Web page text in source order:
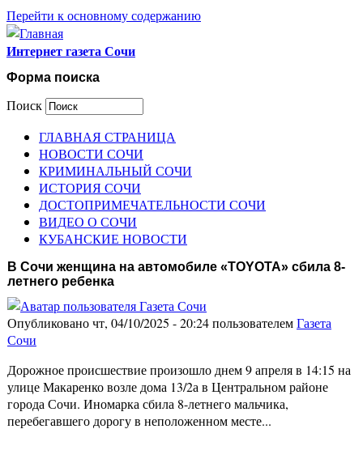
Перейти к основному содержанию
Интернет газета Сочи
Форма поиска
Поиск
ГЛАВНАЯ СТРАНИЦА
НОВОСТИ СОЧИ
КРИМИНАЛЬНЫЙ СОЧИ
ИСТОРИЯ СОЧИ
ДОСТОПРИМЕЧАТЕЛЬНОСТИ СОЧИ
ВИДЕО О СОЧИ
КУБАНСКИЕ НОВОСТИ
В Сочи женщина на автомобиле «TOYOTA» сбила 8-
летнего ребенка
Опубликовано чт, 04/10/2025 - 20:24 пользователемГазета
Сочи
Дорожное происшествие произошло днем 9 апреля в 14:15 на
улице Макаренко возле дома 13/2а в Центральном районе
города Сочи. Иномарка сбила 8-летнего мальчика,
перебегавшего дорогу в неположенном месте...